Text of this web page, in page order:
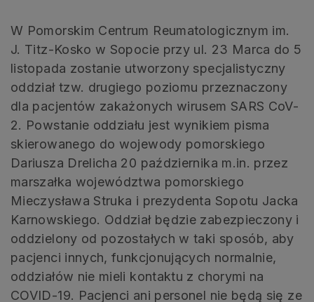
W Pomorskim Centrum Reumatologicznym im.
J. Titz-Kosko w Sopocie przy ul. 23 Marca do 5
listopada zostanie utworzony specjalistyczny
oddział tzw. drugiego poziomu przeznaczony
dla pacjentów zakażonych wirusem SARS CoV-
2. Powstanie oddziału jest wynikiem pisma
skierowanego do wojewody pomorskiego
Dariusza Drelicha 20 października m.in. przez
marszałka województwa pomorskiego
Mieczysława Struka i prezydenta Sopotu Jacka
Karnowskiego. Oddział będzie zabezpieczony i
oddzielony od pozostałych w taki sposób, aby
pacjenci innych, funkcjonujących normalnie,
oddziałów nie mieli kontaktu z chorymi na
COVID-19. Pacjenci ani personel nie będą się ze